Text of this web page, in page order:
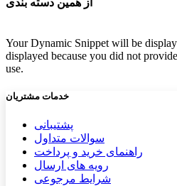
Your Dynamic Snippet will be
displayed because you did not
use.
خدمات مشتریان
پشتیب​​انی
سوالات متداول
راهنمای خرید و پرداخت
رویه های ارسال
شرایط مرجوعی